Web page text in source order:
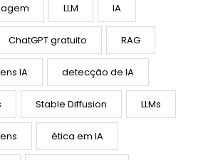
LLM IA
ChatGPT gratuito RAG
IA detecção de IA
Stable Diffusion LLMs
ética em IA